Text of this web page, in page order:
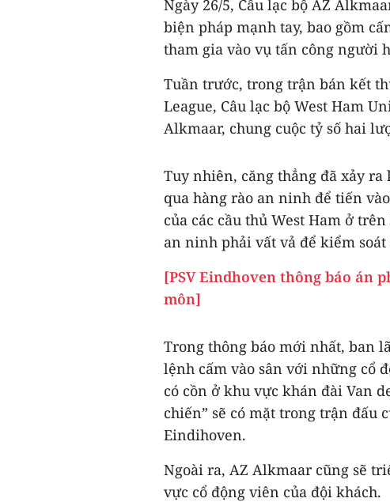
Ngày 26/5, Câu lạc bộ AZ
biện pháp mạnh tay, bao gồm
tham gia vào vụ tấn công người
Tuần trước, trong trận bán kết
League, Câu lạc bộ West Ham
Alkmaar, chung cuộc tỷ số hai
Tuy nhiên, căng thẳng đã xảy
qua hàng rào an ninh để tiến
của các cầu thủ West Ham ở
an ninh phải vất vả để kiểm
[PSV Eindhoven thông báo án
môn]
Trong thông báo mới nhất, ban
lệnh cấm vào sân với những cổ
có cồn ở khu vực khán đài Van
chiến” sẽ có mặt trong trận đấu
Eindihoven.
Ngoài ra, AZ Alkmaar cũng sẽ
vực cổ động viên của đội khách.